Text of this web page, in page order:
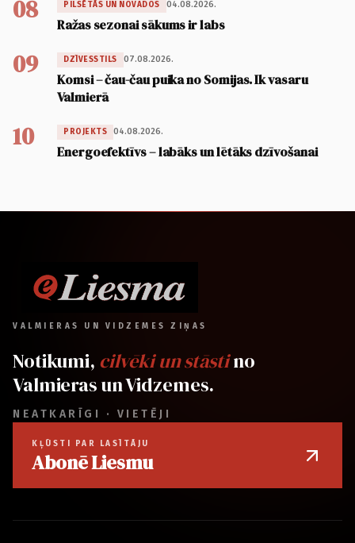
08 PILSĒTĀS UN NOVADOS 04.08.2026.
Ražas sezonai sākums ir labs
09 DZĪVESSTILS 07.08.2026.
Komsi – čau-čau puika no Somijas. Ik vasaru
Valmierā
10 PROJEKTS 04.08.2026.
Energoefektīvs – labāks un lētāks dzīvošanai
VALMIERAS UN VIDZEMES ZIŅAS
Notikumi, cilvēki un stāstino
Valmieras un Vidzemes.
NEATKARĪGI · VIETĒJI
KĻŪSTI PAR LASĪTĀJU
Abonē Liesmu